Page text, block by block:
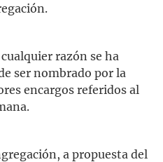
razón se ha
ser nombrado por la
encargos referidos al
a propuesta del